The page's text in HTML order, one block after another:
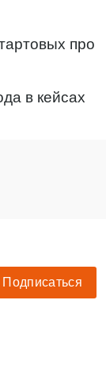
про
в кейсах